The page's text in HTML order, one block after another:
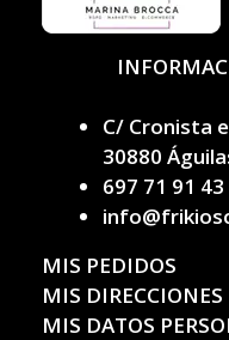
C/ Cronista
30880
697 71 91 43
MIS PEDIDOS
MIS DIRECCIONES
MIS DATOS